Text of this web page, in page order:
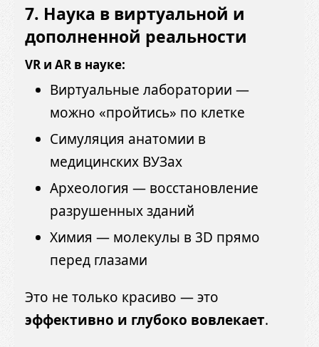
7. Наука в виртуальной и
дополненной реальности
VR и AR в науке:
Виртуальные лаборатории —
можно «пройтись» по клетке
Симуляция анатомии в
медицинских ВУЗах
Археология — восстановление
разрушенных зданий
Химия — молекулы в 3D прямо
перед глазами
Это не только красиво — это
эффективно и глубоко вовлекает.